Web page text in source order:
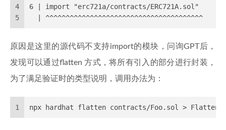
4
5
6 | import "erc721a/contracts/ERC721A.sol"
  | ^^^^^^^^^^^^^^^^^^^^^^^^^^^^^^^^^^^^^^^
原因是这里的源代码不支持import的模块，问询GPT后，
发现可以通过flatten 方式，将所有引入的部分进行封装，
为了满足验证时的类型说明，调用办法为：
1 npx hardhat flatten contracts/Foo.sol >